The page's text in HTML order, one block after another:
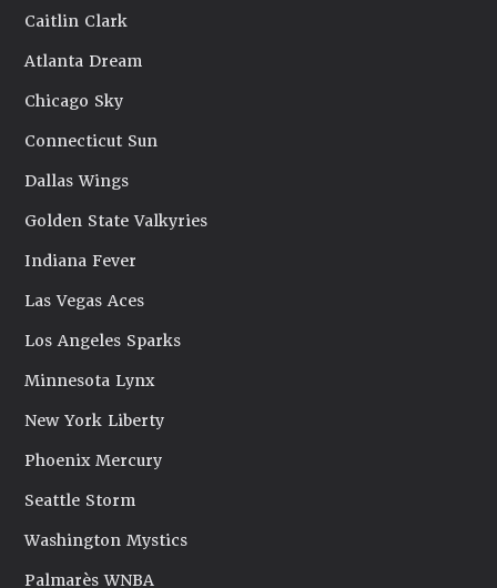
Caitlin Clark
Atlanta Dream
Chicago Sky
Connecticut Sun
Dallas Wings
Golden State Valkyries
Indiana Fever
Las Vegas Aces
Los Angeles Sparks
Minnesota Lynx
New York Liberty
Phoenix Mercury
Seattle Storm
Washington Mystics
Palmarès WNBA